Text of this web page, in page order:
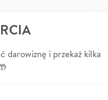
darowiznę i przekaż kilka